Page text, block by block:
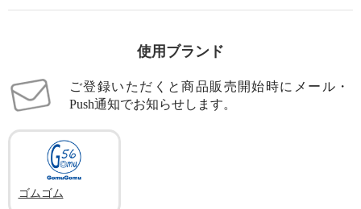
使用ブランド
ご登録いただくと商品販売開始時にメール・
Push通知でお知らせします。
ゴムゴム